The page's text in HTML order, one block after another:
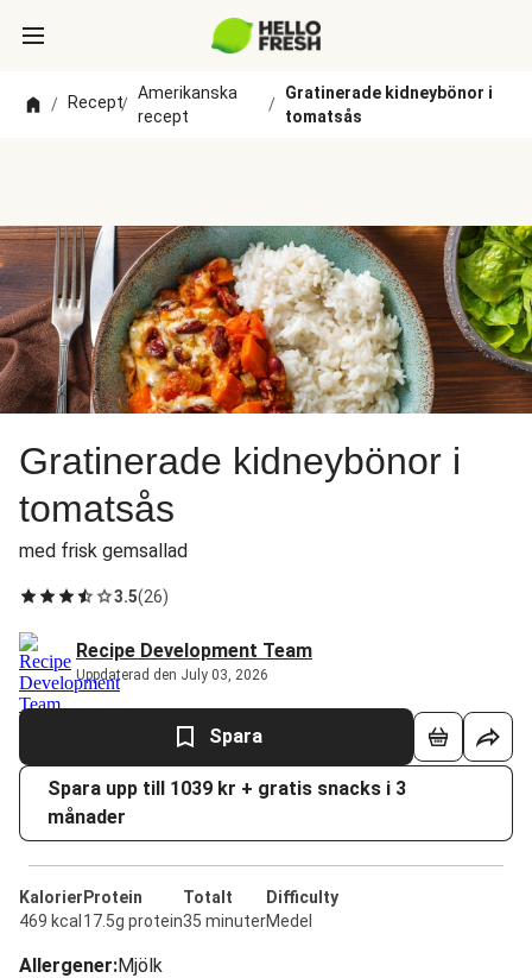
/ Recept/
Amerikanska
recept
/
Gratinerade kidneybönor i
tomatsås
Gratinerade kidneybönor i
tomatsås
med frisk gemsallad
3.5(26)
Recipe Development Team
Uppdaterad den July 03, 2026
Spara
Spara upp till 1039 kr + gratis snacks i 3
månader
Kalorier
469 kcal
Protein
17.5g protein
Totalt
35 minuter
Difficulty
Medel
Allergener:Mjölk